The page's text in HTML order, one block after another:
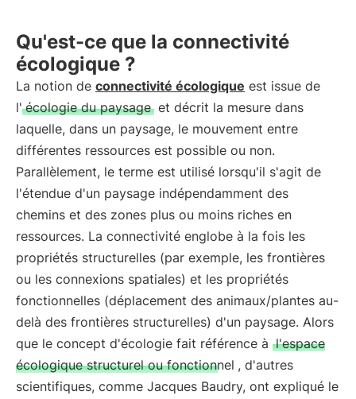
Qu'est-ce que la connectivité
écologique ?
La notion de connectivité écologique est issue de
l' écologie du paysage et décrit la mesure dans
laquelle, dans un paysage, le mouvement entre
différentes ressources est possible ou non.
Parallèlement, le terme est utilisé lorsqu'il s'agit de
l'étendue d'un paysage indépendamment des
chemins et des zones plus ou moins riches en
ressources. La connectivité englobe à la fois les
propriétés structurelles (par exemple, les frontières
ou les connexions spatiales) et les propriétés
fonctionnelles (déplacement des animaux/plantes au-
delà des frontières structurelles) d'un paysage. Alors
que le concept d'écologie fait référence à l'espace
écologique structurel ou fonctionnel , d'autres
scientifiques, comme Jacques Baudry, ont expliqué le